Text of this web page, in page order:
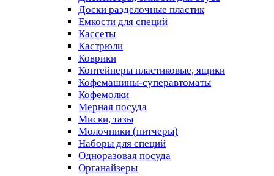
Доски разделочные пластик
Емкости для специй
Кассеты
Кастрюли
Коврики
Контейнеры пластиковые, ящики
Кофемашины-суперавтоматы
Кофемолки
Мерная посуда
Миски, тазы
Молочники (питчеры)
Наборы для специй
Одноразовая посуда
Органайзеры